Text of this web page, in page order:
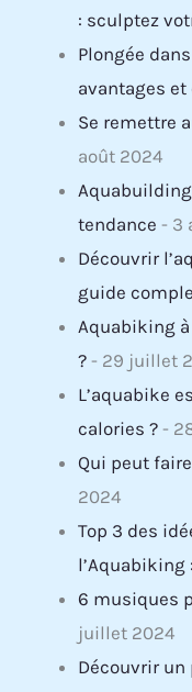
: sculptez
Plongée
avantages
Se remettre
août 2024
tendance - 3
Découvrir
guide
Aquabiking
? - 29 juillet
L’aquabike
calories ? -
Qui peut
2024
Top 3 des
6 musiques
juillet 2024
Découvrir